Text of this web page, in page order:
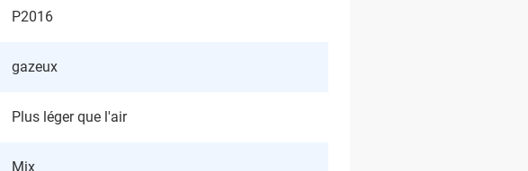
P2016
gazeux
Plus léger que l'air
Mix